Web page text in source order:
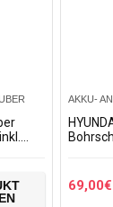
AKKU-
Koffer
und…
69,00€